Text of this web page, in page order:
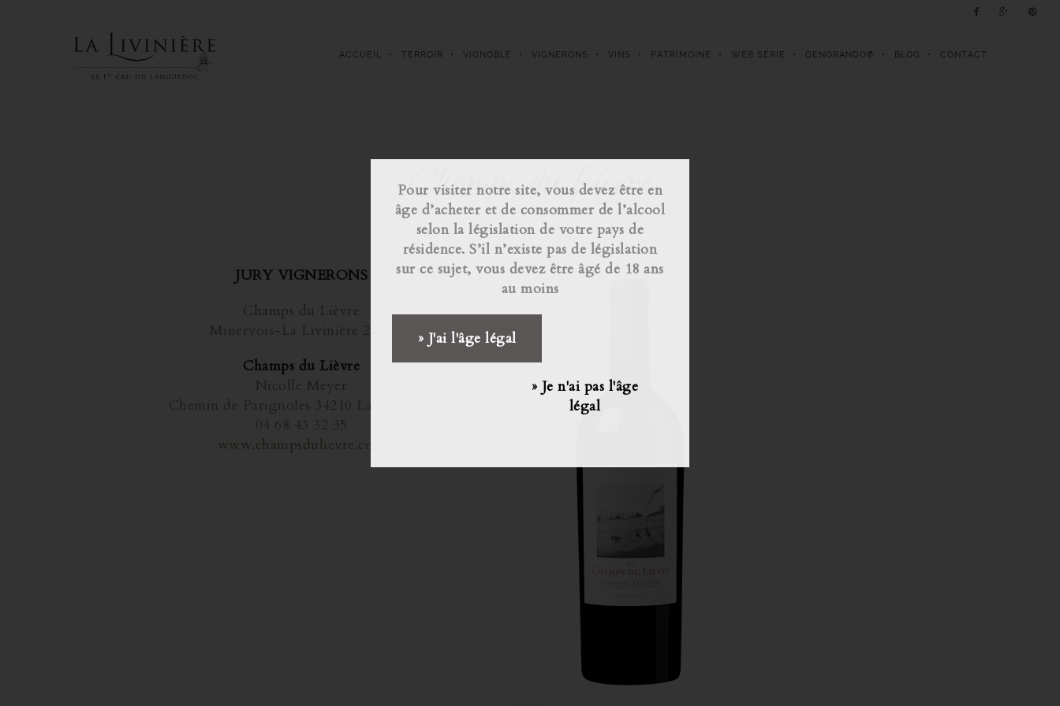
Pour visiter notre site, vous devez être en
âge d’acheter et de consommer de l’alcool
selon la législation de votre pays de
résidence. S’il n’existe pas de législation
sur ce sujet, vous devez être âgé de 18 ans
au moins
» J'ai l'âge légal
» Je n'ai pas l'âge
légal
ACCUEIL TERROIR VIGNOBLE VIGNERONS VINS PATRIMOINE WEB SÉRIE OENORANDO® BLOG CONTACT
Champs du Lièvre
JURY VIGNERONS
Champs du Lièvre
Minervois-La Livinière 2015
Champs du Lièvre
Nicolle Meyer
Chemin de Parignoles 34210 La Livinière
04 68 43 32 35
www.champsdulievre.com